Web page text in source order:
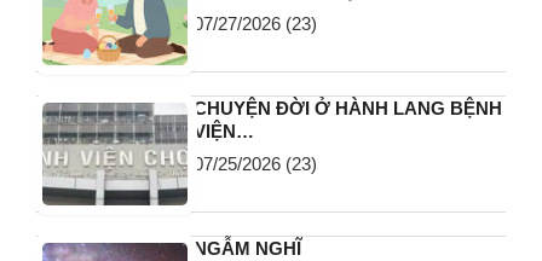
07/27/2026 (23)
CHUYỆN ĐỜI Ở HÀNH LANG BỆNH
VIỆN…
07/25/2026 (23)
NGẪM NGHĨ